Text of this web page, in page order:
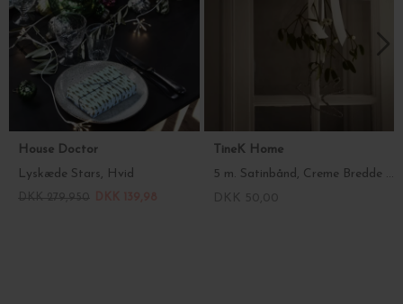
House Doctor
Lyskæde Stars, Hvid
TineK Home
5 m. Satinbånd, Creme Bredde 2,5 cm. - lav selv sløjfer